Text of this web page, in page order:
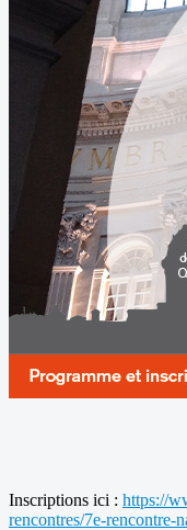
Inscriptions ici : https://
rencontres/7e-rencontre-